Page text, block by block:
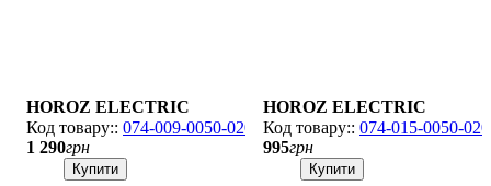
HOROZ ELECTRIC
074-009-0050-020
1 290грн
Купити
HOROZ ELECTRIC
074-015-0050-020
995грн
Купити